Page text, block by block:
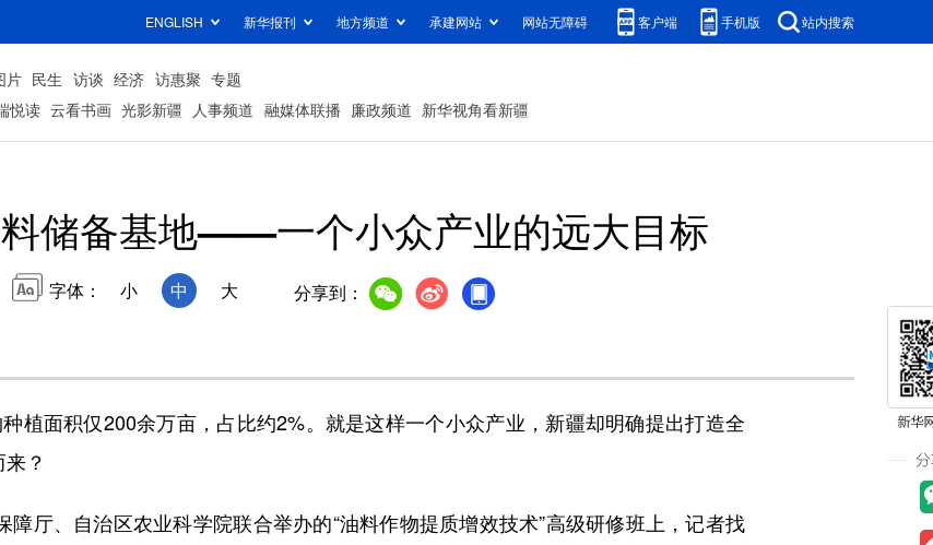
ENGLISH 新华报刊 地方频道 承建网站 网站无障碍 客户端 手机版 站内搜索
片 民生 访谈 经济 访惠聚 专题
悦读 云看书画 光影新疆 人事频道 融媒体联播 廉政频道 新华视角看新疆
储备基地——一个小众产业的远大目标
字体： 小 中 大 分享到：
面积仅200余万亩，占比约2%。就是这样一个小众产业，新疆却明确提出打造全
？
厅、自治区农业科学院联合举办的“油料作物提质增效技术”高级研修班上，记者找